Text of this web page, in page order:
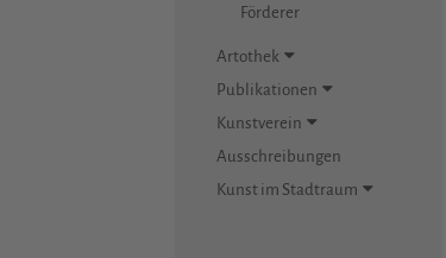
Förderer
Artothek
Publikationen
Kunstverein
Ausschreibungen
Kunst im Stadtraum